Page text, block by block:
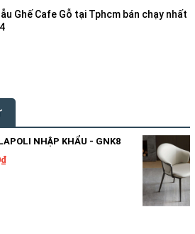
Ghế Cafe Gỗ tại Tphcm bán chạy nhất
NHẬP KHẨU - GNK8